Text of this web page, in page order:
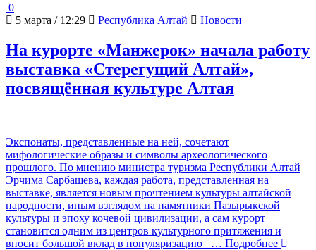
0
5 марта / 12:29
Республика Алтай Новости
На курорте «Манжерок» начала работу
выставка «Стерегущий Алтай»,
посвящённая культуре Алтая
Экспонаты, представленные на ней, сочетают
мифологические образы и символы археологического
прошлого. По мнению министра туризма Республики Алтай
Эрчима Сарбашева, каждая работа, представленная на
выставке, является новым прочтением культуры алтайской
народности, иным взглядом на памятники Пазырыкской
культуры и эпоху кочевой цивилизации, а сам курорт
становится одним из центров культурного притяжения и
вносит большой вклад в популяризацию
… Подробнее